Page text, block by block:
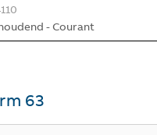
- Courant
63